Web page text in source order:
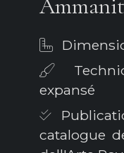
expansé
catalogue